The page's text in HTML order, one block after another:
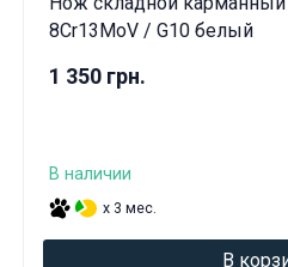
8Cr13MoV / G10 белый
1 350 грн.
В наличии
x 3 мес.
В